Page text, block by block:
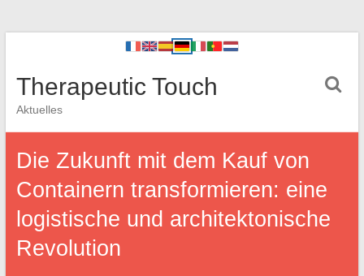
Therapeutic Touch
Aktuelles
Die Zukunft mit dem Kauf von
Containern transformieren: eine
logistische und architektonische
Revolution